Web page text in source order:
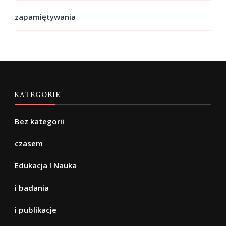
zapamiętywania
KATEGORIE
Bez kategorii
czasem
Edukacja I Nauka
i badania
i publikacje